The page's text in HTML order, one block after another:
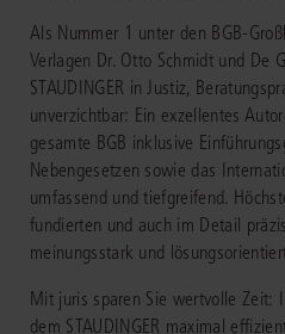
Als Nummer 1 unter den BGB-
Verlagen Dr. Otto Schmidt und De
STAUDINGER in Justiz,
unverzichtbar: Ein exzellentes
gesamte BGB inklusive
Nebengesetzen sowie das
umfassend und tiefgreifend.
fundierten und auch im Detail
meinungsstark und
Mit juris sparen Sie wertvolle Zeit:
dem STAUDINGER maximal